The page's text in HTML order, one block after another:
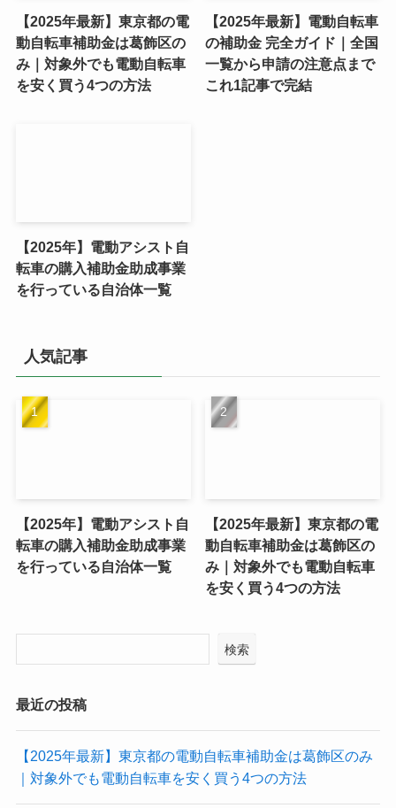
【2025年最新】東京都の電
動自転車補助金は葛飾区の
み｜対象外でも電動自転車
を安く買う4つの方法
【2025年最新】電動自転車
の補助金 完全ガイド｜全国
一覧から申請の注意点まで
これ1記事で完結
【2025年】電動アシスト自
転車の購入補助金助成事業
を行っている自治体一覧
人気記事
【2025年】電動アシスト自
転車の購入補助金助成事業
を行っている自治体一覧
【2025年最新】東京都の電
動自転車補助金は葛飾区の
み｜対象外でも電動自転車
を安く買う4つの方法
検索
最近の投稿
【2025年最新】東京都の電動自転車補助金は葛飾区のみ
｜対象外でも電動自転車を安く買う4つの方法